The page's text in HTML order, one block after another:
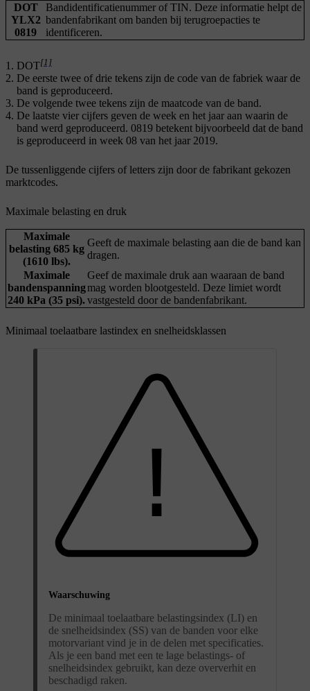
DOT
YLX2
0819
Bandidentificatienummer of TIN. Deze informatie helpt de
bandenfabrikant om banden bij terugroepacties te
identificeren.
DOT[1]
De eerste twee of drie tekens zijn de code van de fabriek waar de
band is geproduceerd.
De volgende twee tekens zijn de maatcode van de band.
De laatste vier cijfers geven de week en het jaar aan waarin de
band werd geproduceerd. 0819 betekent bijvoorbeeld dat de band
is geproduceerd in week 08 van het jaar 2019.
De tussenliggende cijfers of letters zijn door de fabrikant gekozen
marktcodes.
Maximale belasting en druk
Maximale
belasting 685 kg
(1610 lbs).
Geeft de maximale belasting aan die de band kan
dragen.
Maximale
bandenspanning
240 kPa (35 psi).
Geef de maximale druk aan waaraan de band
mag worden blootgesteld. Deze limiet wordt
vastgesteld door de bandenfabrikant.
Minimaal toelaatbare lastindex en snelheidsklassen
Waarschuwing
De minimaal toelaatbare belastingsindex (LI) en
de snelheidsindex (SS) van de banden voor elke
motorvariant vind je in de delen met specificaties.
Als je een band met een te lage belastings- of
snelheidsindex gebruikt, kan deze oververhit en
beschadigd raken.